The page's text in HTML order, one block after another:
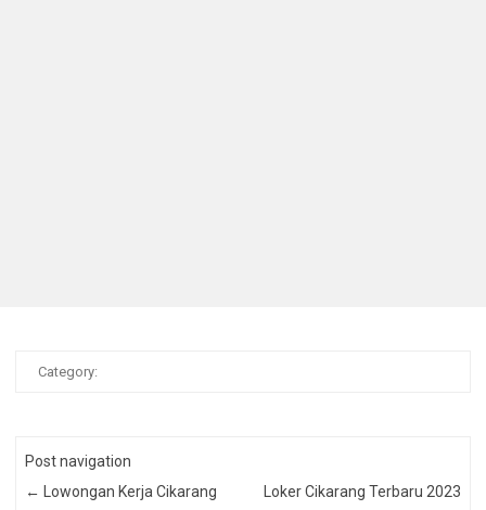
Category:
Post navigation
←
Lowongan Kerja Cikarang Loker Cikarang Terbaru 2023